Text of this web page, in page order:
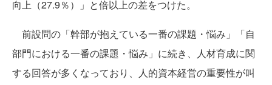
向上（27.9％）」と倍以上の差をつけた。
前設問の「幹部が抱えている一番の課題・悩み」「自
部門における一番の課題・悩み」に続き、人材育成に関
する回答が多くなっており、人的資本経営の重要性が叫